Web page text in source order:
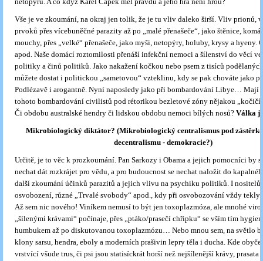
Vše je ve zkoumání, na okraj jen tolik, že je tu vliv daleko širší. Vliv prionů,
prvoků přes vícebuněčné parazity až po „malé přenašeče“, jako štěnice,
mouchy, přes „velké“ přenašeče, jako myši, netopýry, holuby, krysy a hyeny.
apod. Naše domácí roztomilosti přenáší infekční nemoci a šílenství do věcí
politiky a činů politiků. Jako nakažení kočkou nebo psem z tisíců
můžete dostat i politickou „sametovou“ vzteklinu, kdy se pak chováte jako
Podlézavě i arogantně. Nyní naposledy jako při bombardování Libye… Mají
tohoto bombardování civilistů pod rétorikou bezletové zóny nějakou
Či obdobu australské hendry či lidskou obdobu nemoci bílých nosů? Válka
Mikrobiologický diktátor? (Mikrobiologický centralismus pod
decentralismu - demokracie?)
Určitě, je to věc k prozkoumání. Pan Sarkozy i Obama a jejich pomocníci by
nechat dát rozkrájet pro vědu, a pro budoucnost se nechat naložit do
další zkoumání účinků parazitů a jejich vlivu na psychiku politiků. I nositelů
osvobození, různé „Trvalé svobody“ apod., kdy při osvobozování vždy
Až sem nic nového! Viníkem nemusí to být jen toxoplazmóza, ale mnohé
„šílenými krávami“ počínaje, přes „ptáko/prasečí chřipku“ se vším tím
humbukem až po diskutovanou toxoplazmózu… Nebo mnou sem, na světlo
klony sarsu, hendra, eboly a moderních prašivin lepry těla i ducha. Kde
vrstvící všude trus, či psi jsou statisíckrát horší než nejšílenější krávy, prasata